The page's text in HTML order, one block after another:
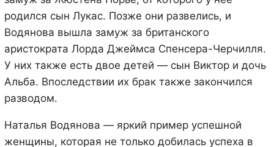
родился сын Лукас. Позже они развелись, и
Водянова вышла замуж за британского
аристократа Лорда Джеймса Спенсера-Черчилля.
У них также есть двое детей — сын Виктор и дочь
Альба. Впоследствии их брак также закончился
разводом.
Наталья Водянова — яркий пример успешной
женщины, которая не только добилась успеха в